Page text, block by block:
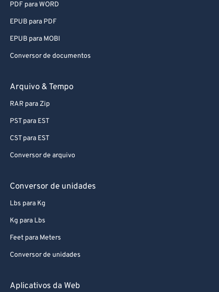
PDF para WORD
EPUB para PDF
EPUB para MOBI
Conversor de documentos
Arquivo & Tempo
RAR para Zip
PST para EST
CST para EST
Conversor de arquivo
Conversor de unidades
Lbs para Kg
Kg para Lbs
Feet para Meters
Conversor de unidades
Aplicativos da Web